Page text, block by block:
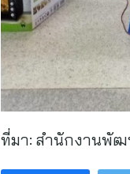
ที่มา: สำนักงานพัฒ